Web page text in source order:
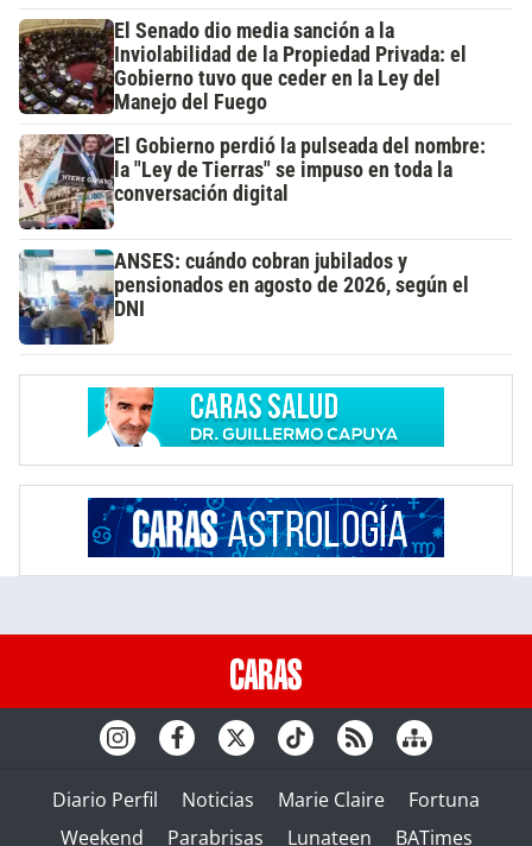
El Senado dio media sanción a la
Inviolabilidad de la Propiedad Privada: el
Gobierno tuvo que ceder en la Ley del
Manejo del Fuego
El Gobierno perdió la pulseada del nombre:
la "Ley de Tierras" se impuso en toda la
conversación digital
ANSES: cuándo cobran jubilados y
pensionados en agosto de 2026, según el
DNI
Diario Perfil Noticias Marie Claire
Fortuna
Weekend
Parabrisas Lunateen BATimes